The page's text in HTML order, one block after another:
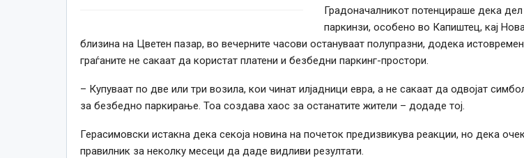
Градоначалникот потенцираше дека
паркинзи, особено во Капиштец, кај
близина на Цветен пазар, во вечерните часови остануваат полупразни, додека
граѓаните не сакаат да користат платени и безбедни паркинг-простори.
– Купуваат по две или три возила, кои чинат илјадници евра, а не сакаат да одвојат
за безбедно паркирање. Тоа создава хаос за останатите жители – додаде тој.
Герасимовски истакна дека секоја новина на почеток предизвикува реакции, но дека
правилник за неколку месеци да даде видливи резултати.